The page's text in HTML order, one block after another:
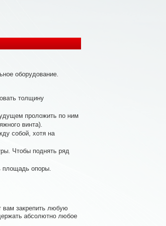
оборудование.
толщину
проложить по ним
винта).
собой, хотя на
Чтобы поднять ряд
площадь опоры.
вам закрепить любую
абсолютно любое